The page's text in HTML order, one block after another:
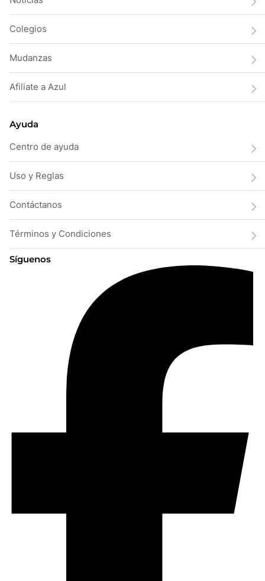
Colegios
Mudanzas
Afiliate a Azul
Ayuda
Centro de ayuda
Uso y Reglas
Contáctanos
Términos y Condiciones
Síguenos